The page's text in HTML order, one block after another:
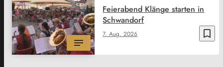
bookmark_border
7. Aug. 2026
Feierabend Klänge starten in
Schwandorf